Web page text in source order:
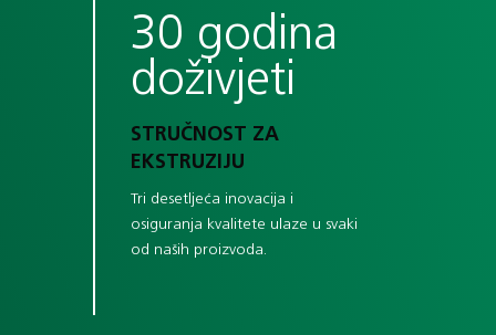
30 godina
doživjeti
STRUČNOST ZA
EKSTRUZIJU
Tri desetljeća inovacija i
osiguranja kvalitete ulaze u svaki
od naših proizvoda.